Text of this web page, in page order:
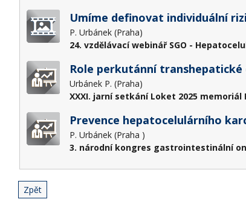
Umíme definovat individuální
P. Urbánek (Praha)
24. vzdělávací webinář SGO -
Role perkutánní transhepatické
Urbánek P. (Praha)
XXXI. jarní setkání Loket 2025 memoriál
Prevence hepatocelulárního
P. Urbánek (Praha )
3. národní kongres gastrointestinální
Zpět